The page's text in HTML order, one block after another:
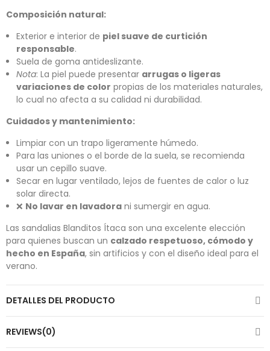
Composición natural:
Exterior e interior de piel suave de curtición
responsable.
Suela de goma antideslizante.
Nota: La piel puede presentar arrugas o ligeras
variaciones de color propias de los materiales naturales,
lo cual no afecta a su calidad ni durabilidad.
Cuidados y mantenimiento:
Limpiar con un trapo ligeramente húmedo.
Para las uniones o el borde de la suela, se recomienda
usar un cepillo suave.
Secar en lugar ventilado, lejos de fuentes de calor o luz
solar directa.
❌ No lavar en lavadora ni sumergir en agua.
Las sandalias Blanditos Ítaca son una excelente elección
para quienes buscan un calzado respetuoso, cómodo y
hecho en España, sin artificios y con el diseño ideal para el
verano.
DETALLES DEL PRODUCTO
REVIEWS(0)